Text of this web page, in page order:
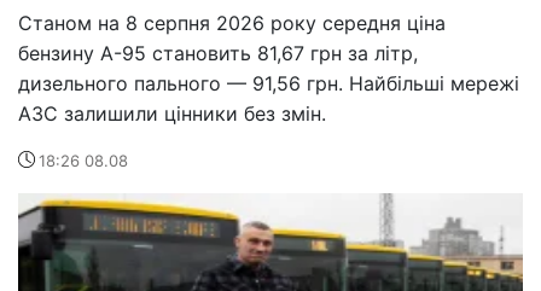
Станом на 8 серпня 2026 року середня ціна
бензину А-95 становить 81,67 грн за літр,
дизельного пального — 91,56 грн. Найбільші мережі
АЗС залишили цінники без змін.
18:26 08.08